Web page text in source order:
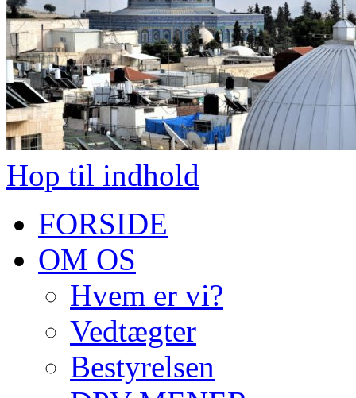
Hop til indhold
FORSIDE
OM OS
Hvem er vi?
Vedtægter
Bestyrelsen